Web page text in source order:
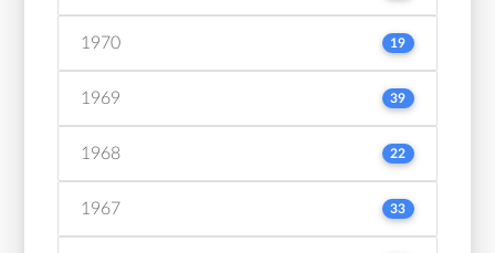
1970 19
1969 39
1968 22
1967 33